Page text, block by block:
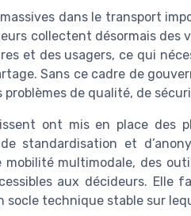
dans le transport
collectent désormais des
et des usagers, ce qui
Sans ce cadre de
de qualité, de
ont mis en place des
standardisation et
mobilité multimodale, des
aux décideurs. Elle
technique stable sur